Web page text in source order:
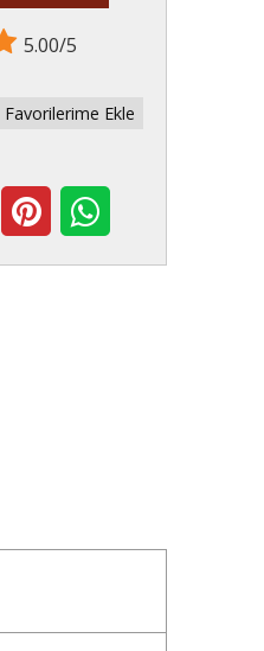
5.00/5
Favorilerime Ekle